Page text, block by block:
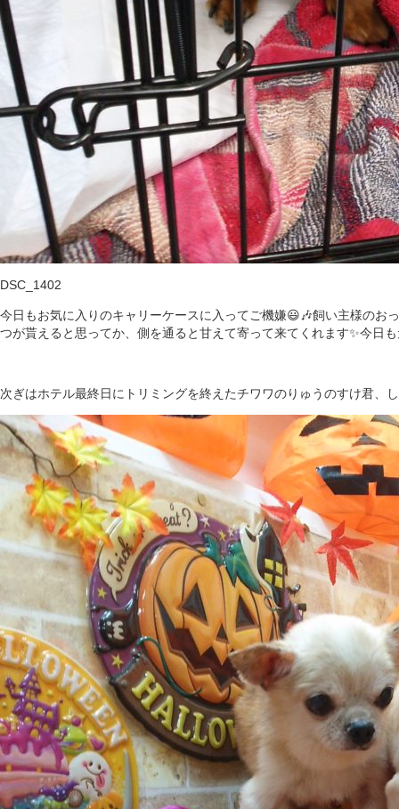
DSC_1402
今日もお気に入りのキャリーケースに入ってご機嫌😃🎶飼い主様の
つが貰えると思ってか、側を通ると甘えて寄って来てくれます✨今日
次ぎはホテル最終日にトリミングを終えたチワワのりゅうのすけ君、